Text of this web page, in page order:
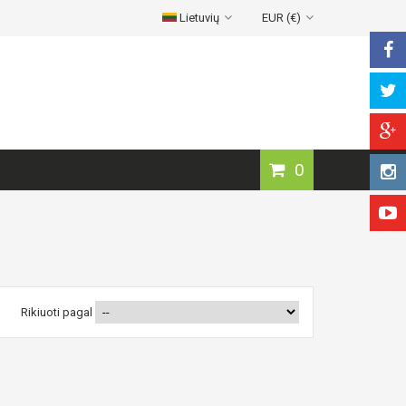
EUR (€)
Lietuvių
0
Rikiuoti pagal